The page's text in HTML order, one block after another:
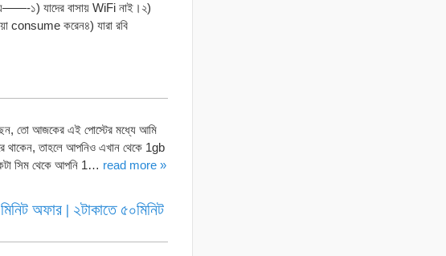
১) যাদের বাসায় WiFi নাই।২)
consume করেন৪) যারা রবি
তো আজকের এই পোস্টের মধ্যে আমি
থাকেন, তাহলে আপনিও এখান থেকে 1gb
সিম থেকে আপনি 1… read more »
অফার | ২টাকাতে ৫০মিনিট